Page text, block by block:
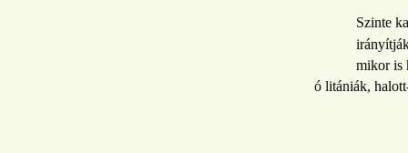
Szinte
mikor is
ó litániák,